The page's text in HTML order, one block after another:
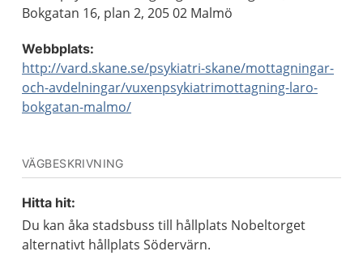
Bokgatan 16, plan 2, 205 02 Malmö
Webbplats:
http://vard.skane.se/psykiatri-skane/mottagningar-
och-avdelningar/vuxenpsykiatrimottagning-laro-
bokgatan-malmo/
VÄGBESKRIVNING
Hitta hit:
Du kan åka stadsbuss till hållplats Nobeltorget
alternativt hållplats Södervärn.